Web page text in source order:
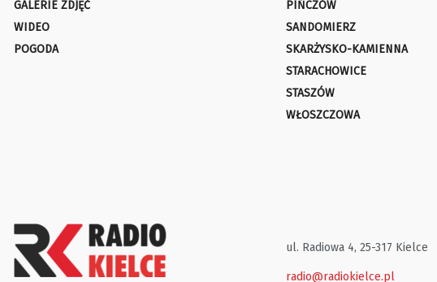
GALERIE ZDJĘĆ
WIDEO
POGODA
PIŃCZÓW
SANDOMIERZ
SKARŻYSKO-KAMIENNA
STARACHOWICE
STASZÓW
WŁOSZCZOWA
ul. Radiowa 4, 25-317 Kielce
radio@radiokielce.pl